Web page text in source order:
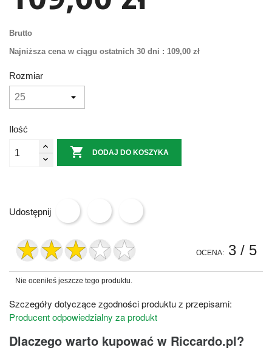
Brutto
Najniższa cena w ciągu ostatnich 30 dni : 109,00 zł
Rozmiar
Ilość
 DODAJ DO KOSZYKA
Udostępnij
OCENA: 3 / 5
Nie oceniłeś jeszcze tego produktu.
Szczegóły dotyczące zgodności produktu z przepisami:
Producent odpowiedzialny za produkt
Dlaczego warto kupować w Riccardo.pl?